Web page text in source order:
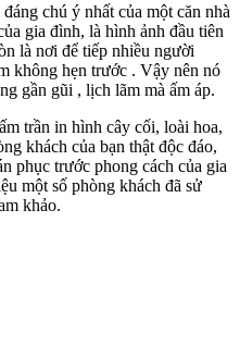
chú ý nhất của một căn nhà
gia đình, là hình ảnh đầu tiên
là nơi để tiếp nhiều người
không hẹn trước . Vậy nên nó
gần gũi , lịch lãm mà ấm áp.
trần in hình cây cối, loài hoa,
khách của bạn thật độc đáo,
phục trước phong cách của gia
một số phòng khách đã sử
khảo.